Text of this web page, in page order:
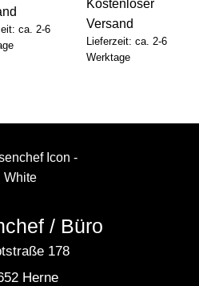
ca. 2-6
Kostenloser
Versand
Lieferzeit: ca. 2-6
Werktage
/ Büro
178
Herne